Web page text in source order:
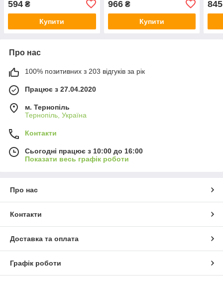
594 ₴
Купити
966₴
Купити
845
Про нас
100% позитивних з 203 відгуків за рік
Працює з 27.04.2020
м. Тернопіль
Тернопіль, Україна
Контакти
Сьогодні працює з 10:00 до 16:00
Показати весь графік роботи
Про нас
Контакти
Доставка та оплата
Графік роботи